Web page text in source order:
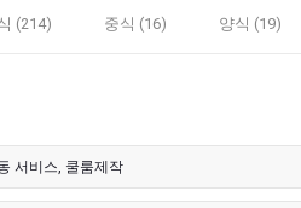
(214) 중식 (16) 양식 (19)
서비스, 쿨룸제작